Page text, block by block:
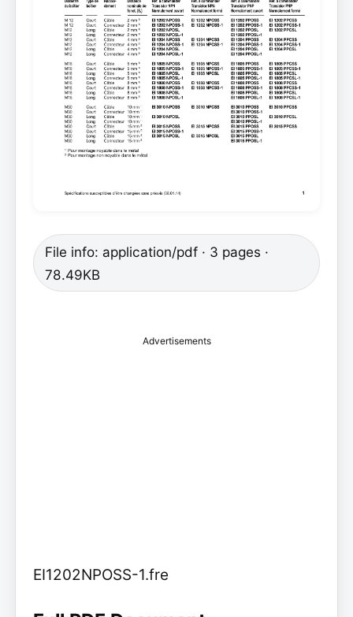
File info: application/pdf · 3 pages ·
78.49KB
Advertisements
EI1202NPOSS-1.fre